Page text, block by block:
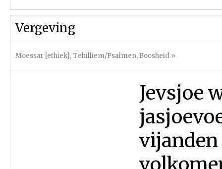
Vergeving
Moessar [ethiek],Tehilliem/Psalmen, Boosheid »
Jevsjoe
vijanden